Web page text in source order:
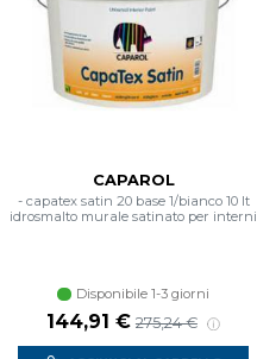
CAPAROL
- capatex satin 20 base 1/bianco 10 lt
idrosmalto murale satinato per interni
Disponibile 1-3 giorni
144,91 € 275,24 €